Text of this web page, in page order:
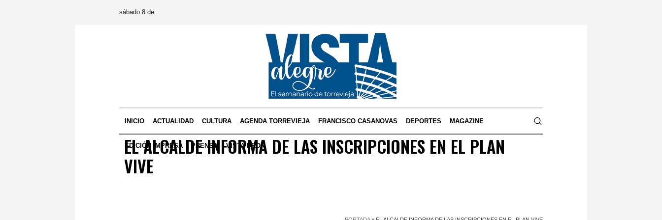
sábado 8 de
INICIO ACTUALIDAD CULTURA AGENDA TORREVIEJA FRANCISCO CASANOVAS DEPORTES MAGAZINE
EDICIÓN IMPRESA PRENSA VISTA DRON
EL ALCALDE INFORMA DE LAS INSCRIPCIONES EN EL PLAN
VIVE